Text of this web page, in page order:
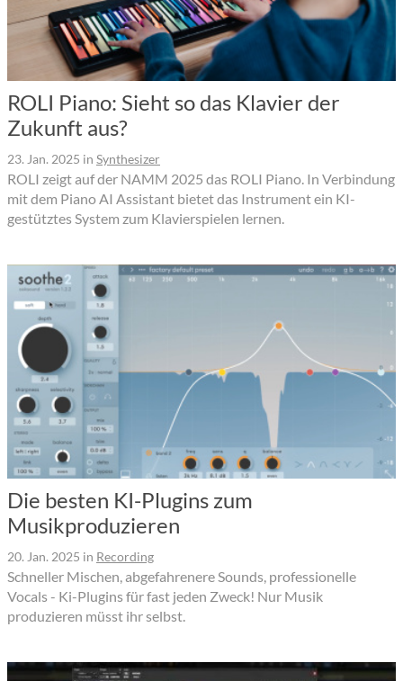
ROLI Piano: Sieht so das Klavier der
Zukunft aus?
23. Jan. 2025 in Synthesizer
ROLI zeigt auf der NAMM 2025 das ROLI Piano. In Verbindung
mit dem Piano AI Assistant bietet das Instrument ein KI-
gestütztes System zum Klavierspielen lernen.
Die besten KI-Plugins zum
Musikproduzieren
20. Jan. 2025 in Recording
Schneller Mischen, abgefahrenere Sounds, professionelle
Vocals - Ki-Plugins für fast jeden Zweck! Nur Musik
produzieren müsst ihr selbst.